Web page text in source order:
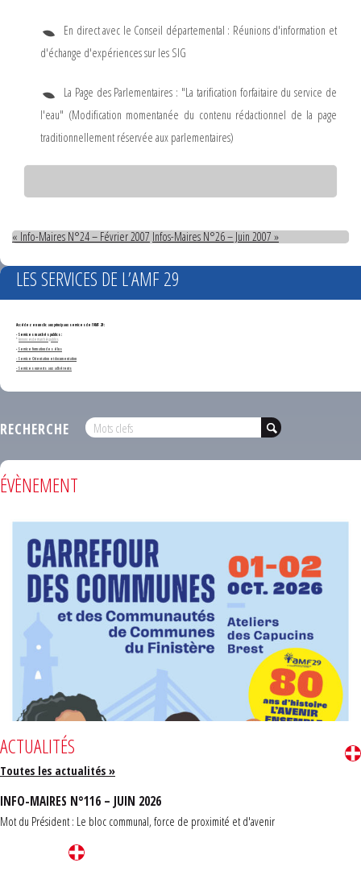
En direct avec le Conseil départemental : Réunions d'information et
d'échange d'expériences sur les SIG
La Page des Parlementaires : "La tarification forfaitaire du service de
l'eau" (Modification momentanée du contenu rédactionnel de la page
traditionnellement réservée aux parlementaires)
« Info-Maires N°24 – Février 2007 Infos-Maires N°26 – Juin 2007 »
LES SERVICES DE L’AMF 29
Accédez en un clic aux principaux services de l'AMF 29 :
- Services marchés publics :
*Annonces de marchés publics
-Service formation des élus
- Service Orientation et documentation
- Services ouverts aux adhérents
RECHERCHE
ÉVÈNEMENT
ACTUALITÉS
Toutes les actualités »
INFO-MAIRES N°116 – JUIN 2026
Mot du Président : Le bloc communal, force de proximité et d'avenir